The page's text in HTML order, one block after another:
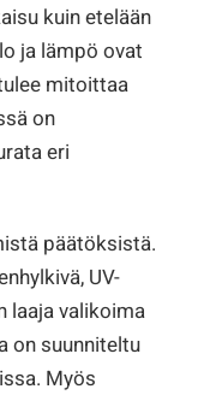
kuin etelään
ja lämpö ovat
mitoittaa
on
eri
päätöksistä.
UV-
laaja valikoima
on suunniteltu
Myös